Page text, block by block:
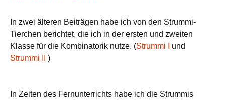
In zwei älteren Beiträgen habe ich von den Strummi-
Tierchen berichtet, die ich in der ersten und zweiten
Klasse für die Kombinatorik nutze. (Strummi I
und
Strummi II
)
In Zeiten des Fernunterrichts habe ich die Strummis